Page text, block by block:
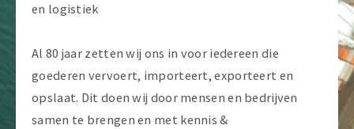
en logistiek
Al 80 jaar zetten wij ons in voor iedereen die
goederen vervoert, importeert, exporteert en
opslaat. Dit doen wij door mensen en bedrijven
samen te brengen en met kennis &